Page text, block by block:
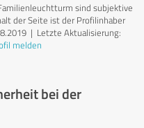
sind subjektive
der Seite ist der Profilinhaber
| Letzte Aktualisierung:
melden
bei der